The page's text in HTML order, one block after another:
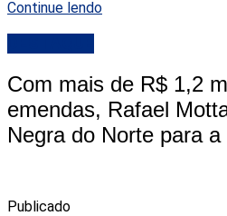
Continue lendo
Com mais de R$ 1,2
emendas, Rafael
Negra do Norte para
Publicado